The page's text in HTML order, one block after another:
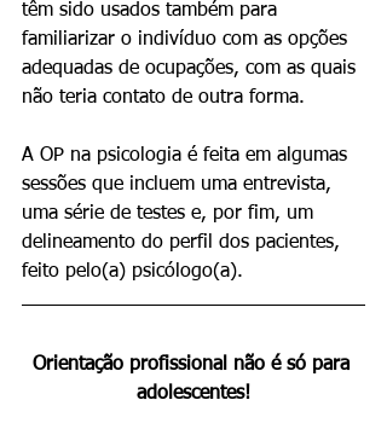
têm sido usados também para
familiarizar o indivíduo com as opções
adequadas de ocupações, com as quais
não teria contato de outra forma.
A OP na psicologia é feita em algumas
sessões que incluem uma entrevista,
uma série de testes e, por fim, um
delineamento do perfil dos pacientes,
feito pelo(a) psicólogo(a).
Orientação profissional não é só para
adolescentes!